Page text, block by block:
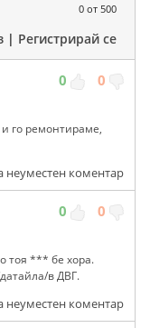
0 от 500
| Регистрирай се
0 0
го ремонтираме,
неуместен коментар
0 0
тоя *** бе хора.
в ДВГ.
неуместен коментар